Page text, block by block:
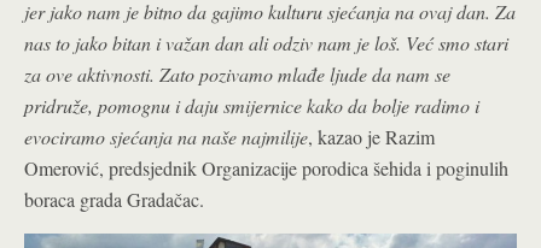
jer jako nam je bitno da gajimo kulturu sjećanja na ovaj dan. Za
nas to jako bitan i važan dan ali odziv nam je loš. Već smo stari
za ove aktivnosti. Zato pozivamo mlađe ljude da nam se
pridruže, pomognu i daju smijernice kako da bolje radimo i
evociramo sjećanja na naše najmilije, kazao je Razim
Omerović, predsjednik Organizacije porodica šehida i poginulih
boraca grada Gradačac.